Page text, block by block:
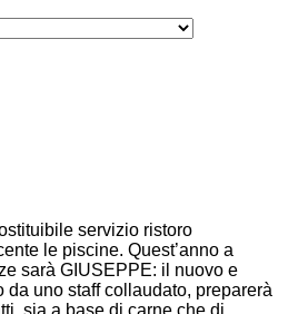
servizio ristoro
le piscine. Quest’anno a
sarà GIUSEPPE: il nuovo e
da uno staff collaudato, preparerà